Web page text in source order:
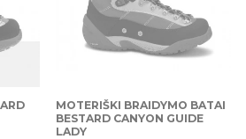
MOTERIŠKI BRAIDYMO BATAI
BESTARD CANYON GUIDE
LADY